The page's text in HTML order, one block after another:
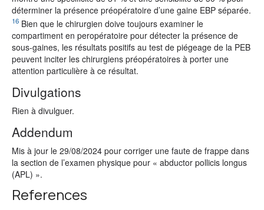
déterminer la présence préopératoire d’une gaine EBP séparée.
16 Bien que le chirurgien doive toujours examiner le
compartiment en peropératoire pour détecter la présence de
sous-gaines, les résultats positifs au test de piégeage de la PEB
peuvent inciter les chirurgiens préopératoires à porter une
attention particulière à ce résultat.
Divulgations
Rien à divulguer.
Addendum
Mis à jour le 29/08/2024 pour corriger une faute de frappe dans
la section de l’examen physique pour « abductor pollicis longus
(APL) ».
References